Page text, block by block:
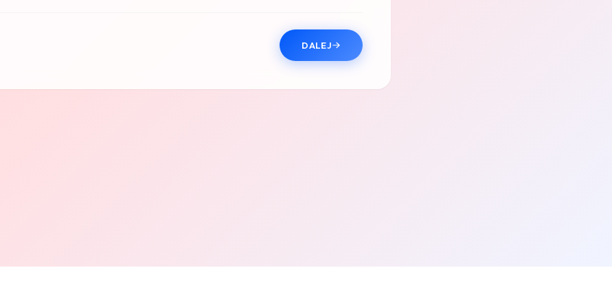
DALEJ